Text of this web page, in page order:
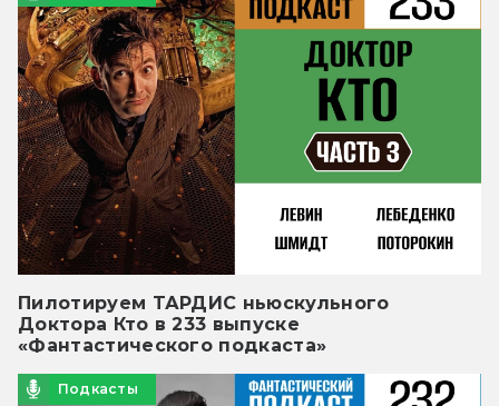
Пилотируем ТАРДИС ньюскульного
Доктора Кто в 233 выпуске
«Фантастического подкаста»
Подкасты